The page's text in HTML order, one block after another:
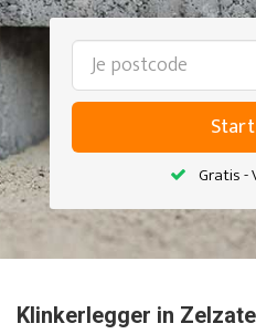
Gratis -
Klinkerlegger in